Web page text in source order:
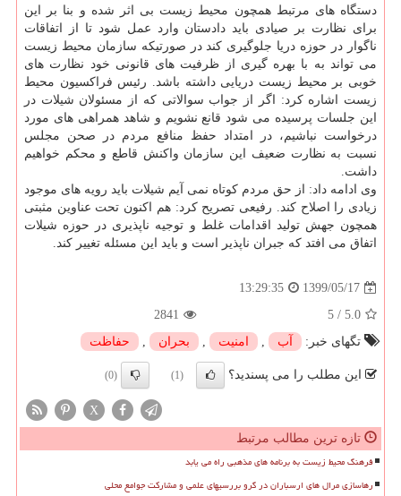
دستگاه های مرتبط همچون محیط زیست بی اثر شده و بنا بر این
برای نظارت بر صیادی باید دادستان وارد عمل شود تا از اتفاقات
ناگوار در حوزه دریا جلوگیری کند در صورتیکه سازمان محیط زیست
می تواند به با بهره گیری از ظرفیت های قانونی خود نظارت های
خوبی بر محیط زیست دریایی داشته باشد. رئیس فراکسیون محیط
زیست اشاره کرد: اگر از جواب سوالاتی که از مسئولان شیلات در
این جلسات پرسیده می شود قانع نشویم و شاهد همراهی های مورد
درخواست نباشیم، در امتداد حفظ منافع مردم در صحن مجلس
نسبت به نظارت ضعیف این سازمان واکنش قاطع و محکم خواهیم
داشت.
وی ادامه داد: از حق مردم کوتاه نمی آیم شیلات باید رویه های موجود
زیادی را اصلاح کند. رفیعی تصریح کرد: هم اکنون تحت عناوین مثبتی
همچون جهش تولید اقدامات غلط و توجیه ناپذیری در حوزه شیلات
اتفاق می افتد که جبران ناپذیر است و باید این مسئله تغییر کند.
1399/05/17
13:29:35
5.0
/
5
2841
تگهای خبر:
آب , امنیت , بحران , حفاظت
این مطلب را می پسندید؟ (1)
(0)
X
تازه ترین مطالب مرتبط
فرهنگ محیط زیست به برنامه های مذهبی راه می یابد
رهاسازی مرال های ارسباران در گرو بررسیهای علمی و مشارکت جوامع محلی